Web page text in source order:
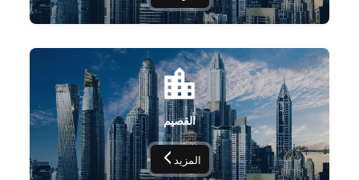
القصيم
المزيد